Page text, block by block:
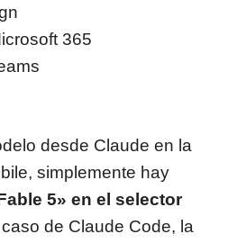
365
desde Claude en la
simplemente hay
5» en el selector
de Claude Code, la